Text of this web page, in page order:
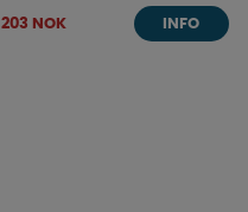
203 NOK INFO